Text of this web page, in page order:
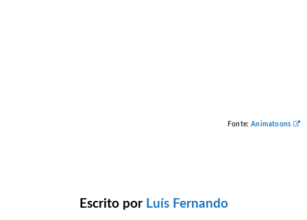
Fonte:Animatoons
Escrito por Luís Fernando